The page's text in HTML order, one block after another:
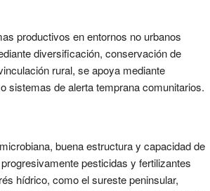
productivos en entornos no urbanos
diversificación, conservación de
rural, se apoya mediante
sistemas de alerta temprana comunitarios.
buena estructura y capacidad de
pesticidas y fertilizantes
hídrico, como el sureste peninsular,